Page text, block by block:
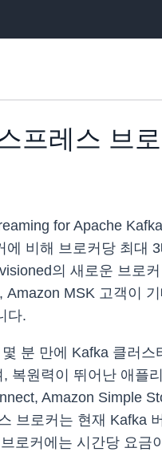
프레스 브
for Apache
비해 브로커당 최대
의 새로운 브로
MSK 고객이
다.
분 만에 Kafka 클러
복원력이 뛰어난 애플
Amazon Simple
브로커는 현재 Kafka
로커에는 시간당 요